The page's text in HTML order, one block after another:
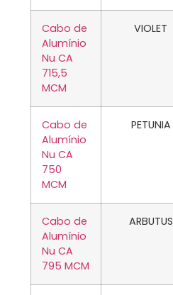
Cabo de
Alumínio
Nu CA
715,5
MCM
VIOLET
Cabo de
Alumínio
Nu CA
750
MCM
PETUNIA
Cabo de
Alumínio
Nu CA
795 MCM
ARBUTUS